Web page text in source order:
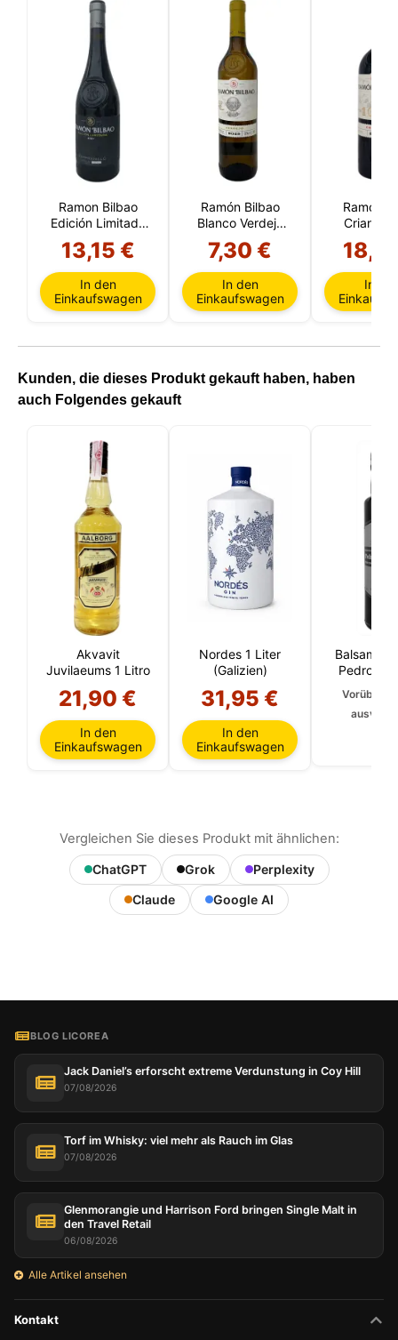
Ramon Bilbao
Edición Limitada
2021
13,15 €
In den
Einkaufswagen
Ramón Bilbao
Blanco Verdejo
2025
7,30 €
In den
Einkaufswagen
Ramón
Crianza
1.50
In
Kunden, die dieses Produkt gekauft haben, haben
auch Folgendes gekauft
Akvavit
Juvilaeums 1 Litro
21,90 €
In den
Einkaufswagen
Nordes 1 Liter
(Galizien)
31,95 €
In den
Einkaufswagen
Pedro
Jahre
Vergleichen Sie dieses Produkt mit ähnlichen:
ChatGPT Grok
Perplexity
Claude
Google AI
BLOG LICOREA
Jack Daniel’s erforscht extreme Verdunstung in Coy Hill
07/08/2026
Torf im Whisky: viel mehr als Rauch im Glas
07/08/2026
Glenmorangie und Harrison Ford bringen Single Malt in
den Travel Retail
06/08/2026
Alle Artikel ansehen
Kontakt